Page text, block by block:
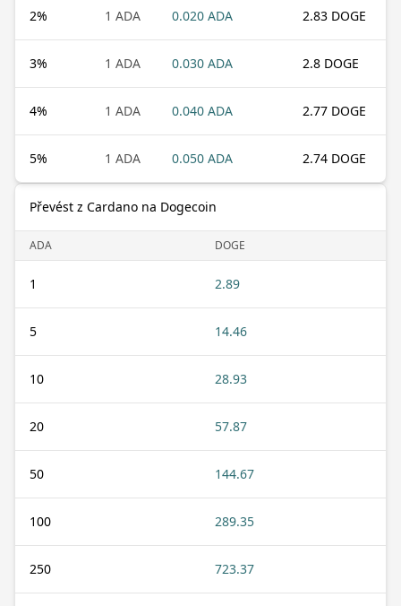
2% 1 ADA 0.020 ADA 2.83 DOGE
3% 1 ADA 0.030 ADA 2.8 DOGE
4% 1 ADA 0.040 ADA 2.77 DOGE
5% 1 ADA 0.050 ADA 2.74 DOGE
Převést z Cardano na Dogecoin
ADA DOGE
1 2.89
5 14.46
10 28.93
20 57.87
50 144.67
100 289.35
250 723.37